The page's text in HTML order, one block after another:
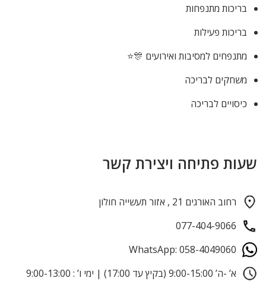
בריכות מתנפחות
בריכות פעילות
מתנפחים למסיבות ואירועים 🎊⭐
משחקים לבריכה
כיסויים לבריכה
שעות פתיחה ויצירת קשר
רחוב האורגים 21 , אזור תעשייה חולון
077-404-9066
WhatsApp: 058-4049060
א’ -ה’ 9:00-15:00 (בקיץ עד 17:00) | ימי ו’ : 9:00-13:00